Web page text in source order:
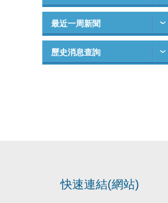
最近一周新聞
歷史消息查詢
快速連結(網站)